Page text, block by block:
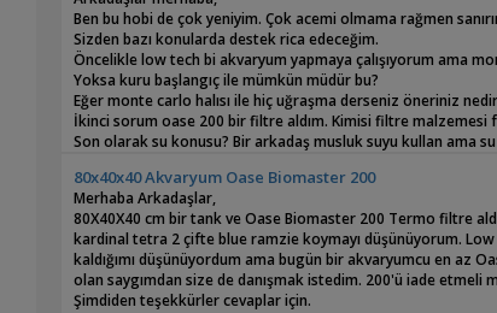
Ben bu hobi de çok yeniyim. Çok acemi olmama rağmen
Sizden bazı konularda destek rica edeceğim.
Öncelikle low tech bi akvaryum yapmaya çalışıyorum ama
Yoksa kuru başlangıç ile mümkün müdür bu?
Eğer monte carlo halısı ile hiç uğraşma derseniz öneriniz
İkinci sorum oase 200 bir filtre aldım. Kimisi filtre malzemesi
Son olarak su konusu? Bir arkadaş musluk suyu kullan ama
Olaylar çok karışık anlayacağınız.
Son olarak ışığım daha doğrusu almayı planladığım ışık
Bu arada hardscobe kurulum kısmen tamamladım.
Bu konularda değerli fikirlerinizi beklerim.
Çok teşekkürler şimdiden.
80x40x40 Akvaryum Oase Biomaster 200
Merhaba Arkadaşlar,
80X40X40 cm bir tank ve Oase Biomaster 200 Termo filtre
kardinal tetra 2 çifte blue ramzie koymayı düşünüyorum.
kaldığımı düşünüyordum ama bugün bir akvaryumcu en az
olan saygımdan size de danışmak istedim. 200'ü iade etmeli
Şimdiden teşekkürler cevaplar için.